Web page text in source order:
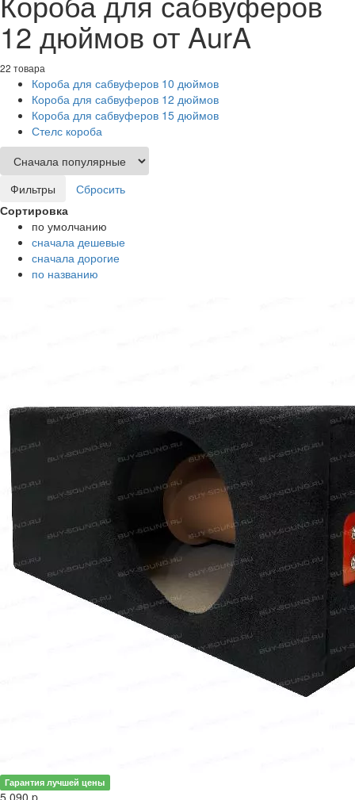
12 дюймов от AurA
22 товара
Короба для сабвуферов 10 дюймов
Короба для сабвуферов 12 дюймов
Короба для сабвуферов 15 дюймов
Стелс короба
Фильтры
Сбросить
Сортировка
по умолчанию
сначала дешевые
сначала дорогие
по названию
Гарантия лучшей цены
5 090 p